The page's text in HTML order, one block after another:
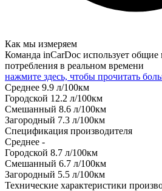
Как мы измеряем
Команда inCarDoc использует общие
потребления в реальном времени
нажмите здесь, чтобы прочитать
Среднее 9.9 л/100км
Городской 12.2 л/100км
Смешанный 8.6 л/100км
Загородный 7.3 л/100км
Спецификация производителя
Среднее -
Городской 8.7 л/100км
Смешанный 6.7 л/100км
Загородный 5.5 л/100км
Технические характеристики